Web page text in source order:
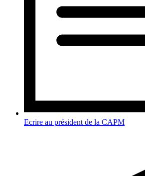
Ecrire au président de la CAPM